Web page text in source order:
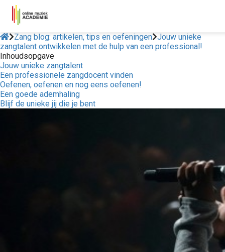
Zang blog: artikelen, tips en oefeningen Jouw unieke
zangtalent ontwikkelen met de hulp van een professional!
Inhoudsopgave
Jouw unieke zangtalent
Een professionele zangdocent vinden
Oefenen, oefenen en nog eens oefenen!
Een goede ademhaling
Blijf de unieke jij die je bent